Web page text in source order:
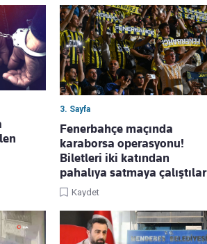
3. Sayfa
Fenerbahçe maçında
karaborsa operasyonu!
Biletleri iki katından
pahalıya satmaya çalıştılar
Kaydet